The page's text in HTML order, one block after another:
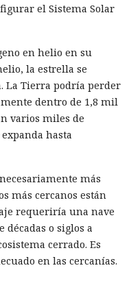
una salida real
comité especial de la
mostró que China
conservaron equipo,
de red en el país tras
el Sistema Solar
en helio en su
la estrella se
La Tierra podría perder
dentro de 1,8 mil
varios miles de
hasta
más
más cercanos están
requeriría una nave
o siglos a
cerrado. Es
en las cercanías.